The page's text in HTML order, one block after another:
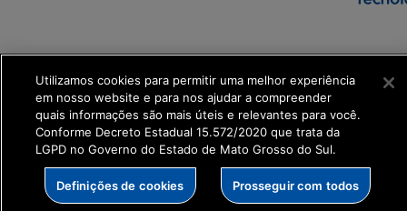
Executiva de
Transformação Digital
get_footer();
Utilizamos cookies para permitir uma melhor experiência
em nosso website e para nos ajudar a compreender
quais informações são mais úteis e relevantes para você.
Conforme Decreto Estadual 15.572/2020 que trata da
LGPD no Governo do Estado de Mato Grosso do Sul.
Definições de cookies Prosseguir com todos